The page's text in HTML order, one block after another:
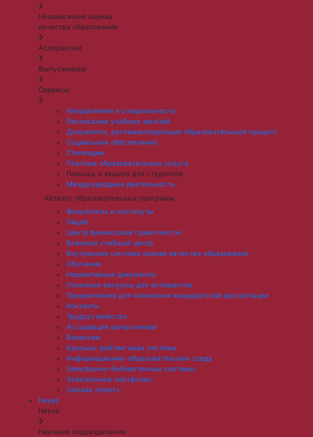
Независимая оценка
качества образования
Аспирантам
Выпускникам
Сервисы
Направления и специальности
Расписание учебных занятий
Документы, регламентирующие образовательный процесс
Социальное обеспечение
Стипендии
Платные образовательные услуги
Помощь и защита для студентов
Международная деятельность
Каталог образовательных программ
Факультеты и институты
Лицей
Центр финансовой грамотности
Военный учебный центр
Внутренняя система оценки качества образования
Обучение
Нормативные документы
Полезные ресурсы для аспирантов
Прикрепление для написания кандидатской диссертации
Контакты
Трудоустройство
Ассоциация выпускников
Вакансии
Балльно-рейтинговая система
Информационно-образовательная среда
Электронно-библиотечные системы
Электронное портфолио
Онлайн оплата
Наука
Наука
Научные подразделения